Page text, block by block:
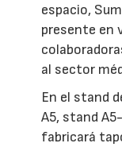
espacio,
presente en
al sector
En el stand
A5, stand
fabricará